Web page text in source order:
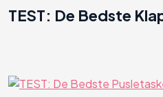
TEST: De Bedste